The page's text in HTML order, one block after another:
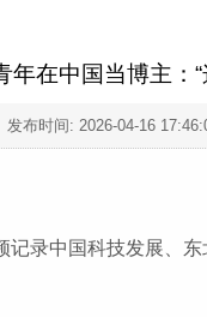
年在中国当博主：
发布时间: 2026-04-16
录中国科技发展、